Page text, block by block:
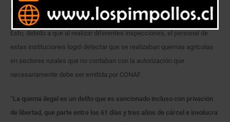
gobernador dela provincia de San Felipe, Claudio Rodríguez.
Esto, debido a que al realizar diferentes inspecciones, el personal de
estas instituciones logró detectar que se realizaban quemas agrícolas
en sectores rurales que no contaban con la autorización que
necesariamente debe ser emitida por CONAF.
“La quema ilegal es un delito que es sancionado incluso con privación
de libertad, que parte entre los 61 días y tres años de cárcel e involucra